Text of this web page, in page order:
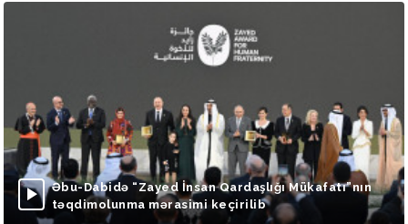
Əbu-Dabidə “Zayed İnsan Qardaşlığı Mükafatı”nın
təqdimolunma mərasimi keçirilib